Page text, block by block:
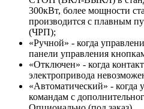
300кВт, более мощности
производится с плавным
(ЧРП);
«Ручной» - когда
панели управления
«Отключен» - когда
электропривода
«Автоматический» - когда
командам с